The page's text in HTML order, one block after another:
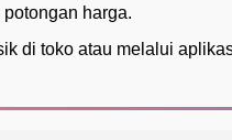
harga.
di toko atau melalui